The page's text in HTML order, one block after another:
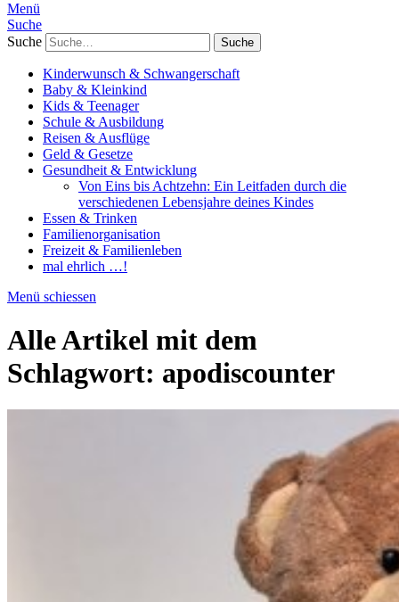
Menü
Suche
Suche
Kinderwunsch & Schwangerschaft
Baby & Kleinkind
Kids & Teenager
Schule & Ausbildung
Reisen & Ausflüge
Geld & Gesetze
Gesundheit & Entwicklung
Von Eins bis Achtzehn: Ein Leitfaden durch die
verschiedenen Lebensjahre deines Kindes
Essen & Trinken
Familienorganisation
Freizeit & Familienleben
mal ehrlich …!
Menü schiessen
Alle Artikel mit dem
Schlagwort: apodiscounter